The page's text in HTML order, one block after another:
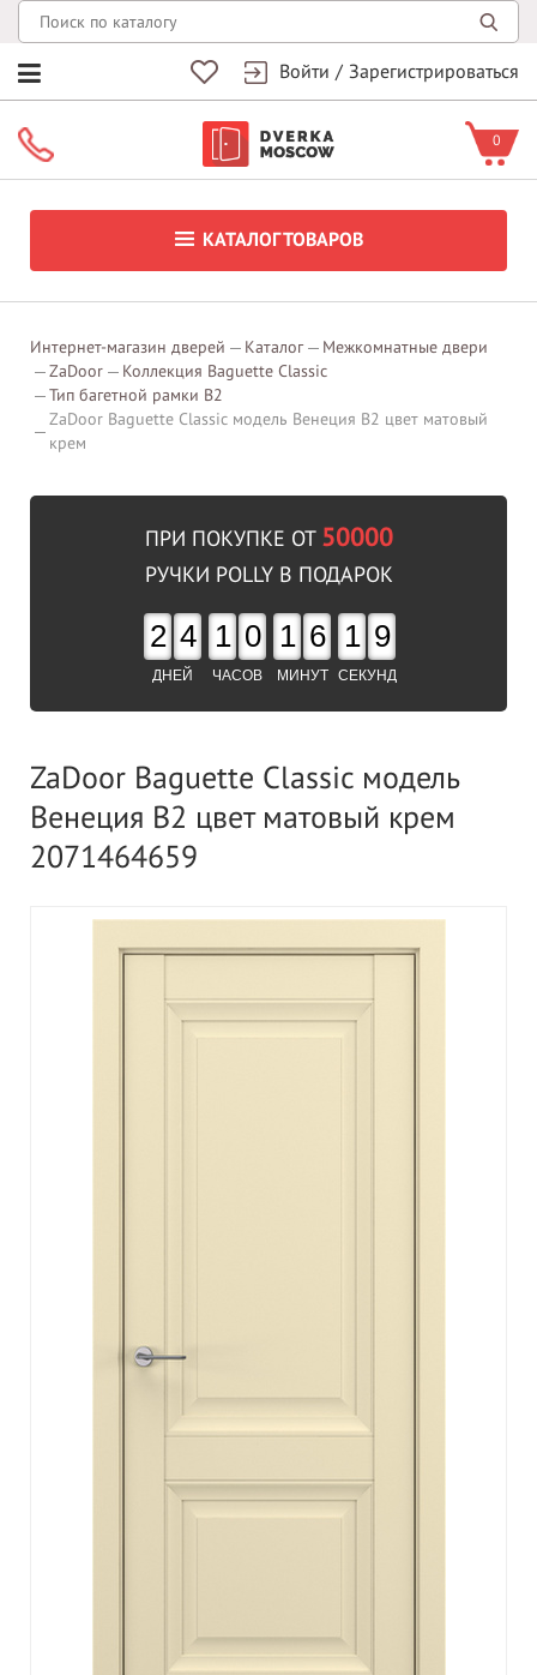
Войти / Зарегистрироваться
0
КАТАЛОГ ТОВАРОВ
Интернет-магазин дверей Каталог
Межкомнатные двери
ZaDoor
Коллекция Baguette Classic
Тип багетной рамки В2
ZaDoor Baguette Classic модель Венеция В2 цвет матовый
крем
ПРИ ПОКУПКЕ ОТ 50000
РУЧКИ POLLY В ПОДАРОК
2 4
ДНЕЙ
1 0
ЧАСОВ
1 6
МИНУТ
1 8
СЕКУНД
ZaDoor Baguette Classic модель
Венеция В2 цвет матовый крем
2071464659